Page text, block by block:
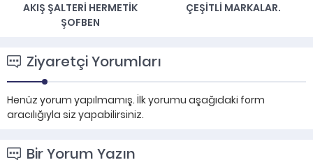
AKIŞ ŞALTERI HERMETIK
ŞOFBEN
ÇEŞITLI MARKALAR.
Ziyaretçi Yorumları
Henüz yorum yapılmamış. İlk yorumu aşağıdaki form
aracılığıyla siz yapabilirsiniz.
Bir Yorum Yazın